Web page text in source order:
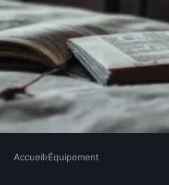
ÉQUIPEMENT
Accueil›Équipement